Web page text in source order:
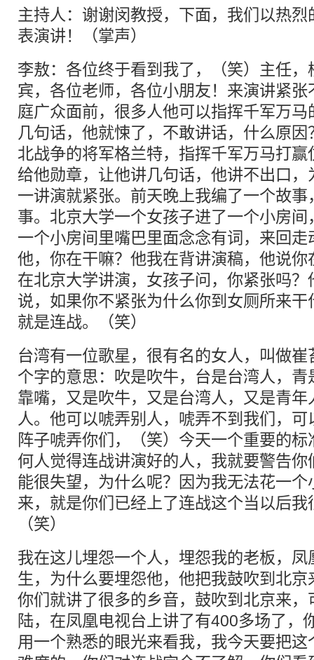
主持人：谢谢闵教授，下面，我们以热
表演讲！（掌声）
李敖：各位终于看到我了，（笑）主任
宾，各位老师，各位小朋友！来演讲紧
庭广众面前，很多人他可以指挥千军万
几句话，他就悚了，不敢讲话，什么原
北战争的将军格兰特，指挥千军万马打
给他勋章，让他讲几句话，他讲不出口
一讲演就紧张。前天晚上我编了一个故
事。北京大学一个女孩子进了一个小房
一个小房间里嘴巴里面念念有词，来回
他，你在干嘛？他我在背讲演稿，他说
在北京大学讲演，女孩子问，你紧张吗
说，如果你不紧张为什么你到女厕所来
就是连战。（笑）
台湾有一位歌星，很有名的女人，叫做
个字的意思：吹是吹牛，台是台湾人，
靠嘴，又是吹牛，又是台湾人，又是青
人。他可以唬弄别人，唬弄不到我们，
阵子唬弄你们，（笑）今天一个重要的
何人觉得连战讲演好的人，我就要警告
能很失望，为什么呢？因为我无法花一
来，就是你们已经上了连战这个当以后
（笑）
我在这儿埋怨一个人，埋怨我的老板，
生，为什么要埋怨他，他把我鼓吹到北
你们就讲了很多的乡音，鼓吹到北京来
陆，在凤凰电视台上讲了有400多场了，
用一个熟悉的眼光来看我，我今天要把